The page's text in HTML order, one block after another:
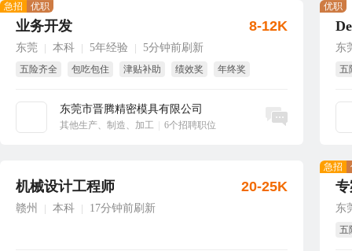
业务开发
东莞 本科 5年经验 5分钟前刷新
五险齐全 包吃包住 津贴补助 绩效奖
年终奖
东莞市晋腾精密模具有限公司
其他生产、制造、加工 6个招聘职位
急招 优职
8-12K
立即沟通
东
五
优职
机械设计工程师
赣州 本科 17分钟前刷新
20-25K
东
五
急招